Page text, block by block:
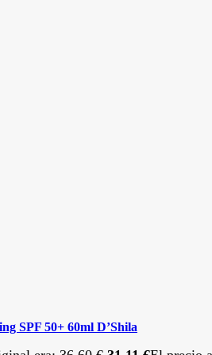
SPF 50+ 60ml D’Shila